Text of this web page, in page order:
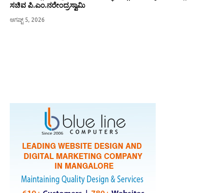
ಸಚಿವ ಪಿ.ಎಂ.ನರೇಂದ್ರಸ್ವಾಮಿ
ಆಗಷ್ಟ್ 5, 2026